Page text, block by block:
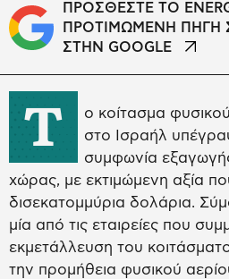
ΠΡΟΣΘΕΣΤΕ ΤΟ
ΠΡΟΤΙΜΩΜΕΝΗ ΠΗΓΗ
ΣΤΗΝ GOOGLE
Τ
ο κοίτασμα
στο Ισραήλ
συμφωνία
χώρας, με εκτιμώμενη αξία
δισεκατομμύρια δολάρια.
μία από τις εταιρείες που
εκμετάλλευση του
την προμήθεια φυσικού